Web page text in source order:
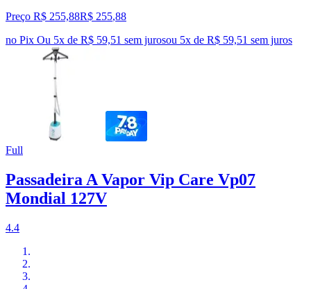
Preço R$ 255,88R$ 255,88
no Pix Ou 5x de R$ 59,51 sem jurosou 5x de R$ 59,51 sem juros
Full
Passadeira A Vapor Vip Care Vp07
Mondial 127V
4.4